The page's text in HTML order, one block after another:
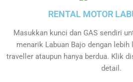
RENTAL MOTOR
Masukkan kunci dan GAS sendiri
menarik Labuan Bajo dengan
traveller ataupun hanya berdua. Klik
detail.